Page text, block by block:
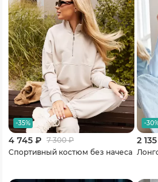
-35%
4 745 ₽ 7 300₽
Спортивный костюм без начеса
-
2